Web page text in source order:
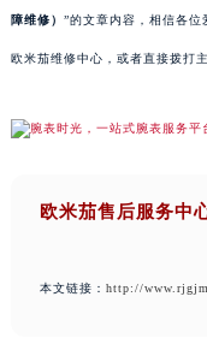
障维修） ”的文章内容，相信各
欧米茄维修中心，或者直接拨打
欧米茄售后服务中
本文链接： http://